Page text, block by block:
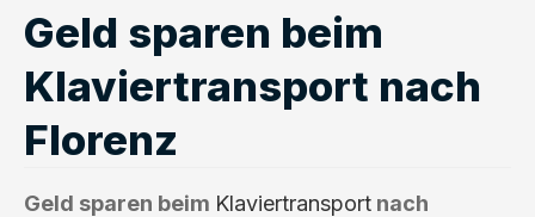
Geld sparen beim
Klaviertransport nach
Florenz
Geld sparen beim Klaviertransport nach